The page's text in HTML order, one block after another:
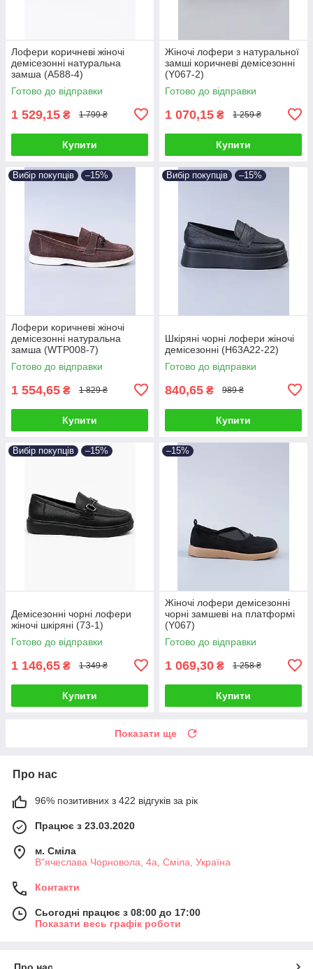
Лофери коричневі жіночі
демісезонні натуральна
замша (A588-4)
Готово до відправки
1 529,15 ₴ 1 799 ₴
Купити
Жіночі лофери з натуральної
замші коричневі демісезонні
(Y067-2)
Готово до відправки
1 070,15 ₴ 1 259 ₴
Купити
Вибір покупців –15%
Лофери коричневі жіночі
демісезонні натуральна
замша (WTP008-7)
Готово до відправки
1 554,65 ₴ 1 829 ₴
Купити
Вибір покупців –15%
Шкіряні чорні лофери жіночі
демісезонні (H63A22-22)
Готово до відправки
840,65 ₴ 989 ₴
Купити
Вибір покупців –15%
Демісезонні чорні лофери
жіночі шкіряні (73-1)
Готово до відправки
1 146,65 ₴ 1 349 ₴
Купити
–15%
Жіночі лофери демісезонні
чорні замшеві на платформі
(Y067)
Готово до відправки
1 069,30 ₴ 1 258 ₴
Купити
Показати ще
Про нас
96% позитивних з 422 відгуків за рік
Працює з 23.03.2020
м. Сміла
В"ячеслава Чорновола, 4а, Сміла, Україна
Контакти
Сьогодні працює з 08:00 до 17:00
Показати весь графік роботи